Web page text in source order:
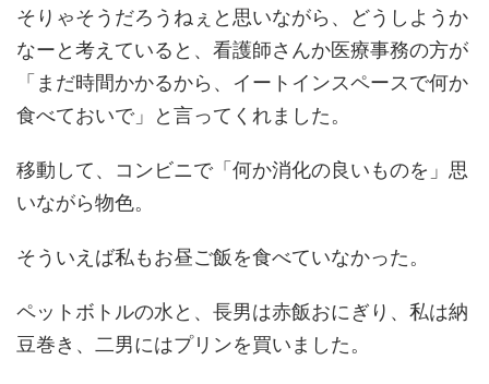
そりゃそうだろうねぇと思いながら、どうしようか
なーと考えていると、看護師さんか医療事務の方が
「まだ時間かかるから、イートインスペースで何か
食べておいで」と言ってくれました。
移動して、コンビニで「何か消化の良いものを」思
いながら物色。
そういえば私もお昼ご飯を食べていなかった。
ペットボトルの水と、長男は赤飯おにぎり、私は納
豆巻き、二男にはプリンを買いました。